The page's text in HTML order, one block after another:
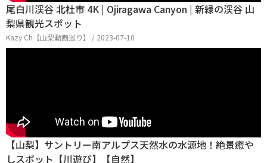
尾白川渓谷 北杜市 4K | Ojiragawa Canyon | 新緑の渓谷 山
梨県観光スポット
Kazy Ch【山梨動画巡り】 / 2023-07-10
【山梨】サントリー南アルプス天然水の水源地！絶景癒や
しスポット【川遊び】【自然】